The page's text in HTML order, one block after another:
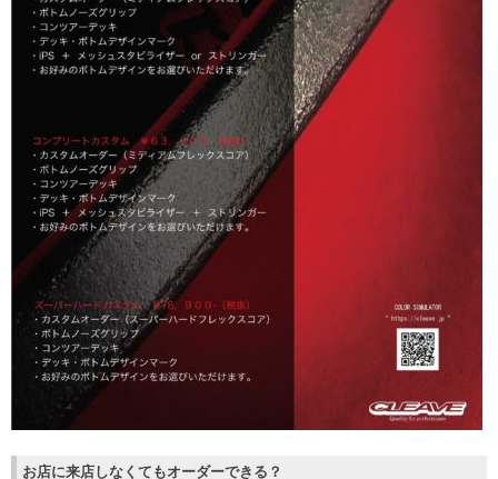
お店に来店しなくてもオーダーできる？